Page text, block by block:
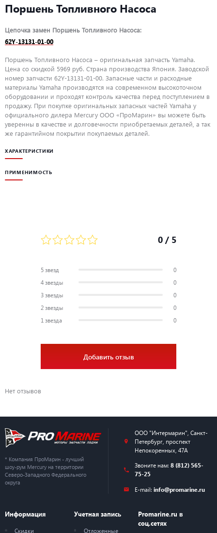
Поршень Топливного Насоса
Цепочка замен Поршень Топливного Насоса:
62Y-13131-01-00
Поршень Топливного Насоса – оригинальная запчасть Yamaha.
Цена со скидкой 5969 руб. Страна производства Япония. Заводской
номер запчасти 62Y-13131-01-00. Запасные части и расходные
материалы Yamaha производятся на современном высокоточном
оборудовании и проходят контроль качества перед поступлением в
продажу. При покупке оригинальных запасных частей Yamaha у
официального дилера Mercury ООО «ПроМарин» вы можете быть
уверенны в качестве и долговечности приобретаемых деталей, а так
же гарантийном покрытии покупаемых деталей.
ХАРАКТЕРИСТИКИ
ПРИМЕНИМОСТЬ
0 / 5
5 звезд
0
4 звезды
0
3 звезды
0
2 звезды
0
1 звезда
0
Добавить отзыв
Нет отзывов
* Компания ПроМарин - лучший
шоу-рум Mercury на территории
Северо-Западного Федерального
округа
ООО "Интермарин" Санкт-
Петербург, проспект
Непокоренных, 47А
Звоните нам: 8 (812) 565-
75-25
E-mail: info@promarine.ru
Информация
Скидки
Учетная запись
Отложенные
Promarine.ru в
соц.сетях